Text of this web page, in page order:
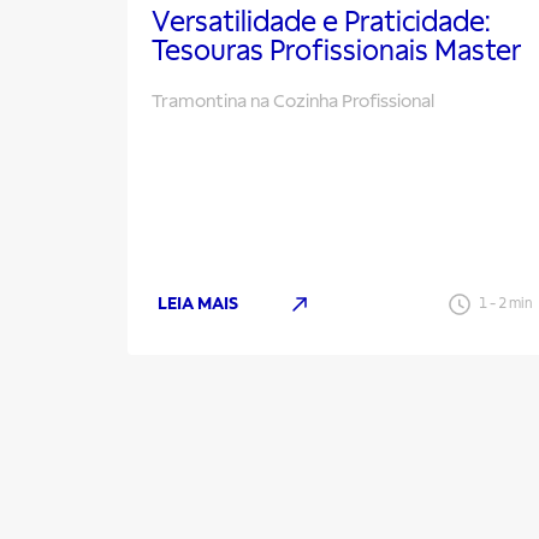
Versatilidade e Praticidade:
Tesouras Profissionais Master
Tramontina na Cozinha Profissional
LEIA MAIS 1- 2min